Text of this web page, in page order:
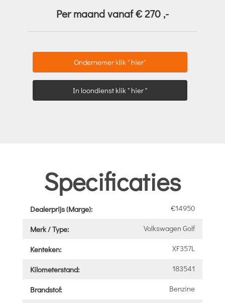
Per maand vanaf €270 ,-
Ondernemer klik " hier"
In loondienst klik " hier "
Specificaties
Dealerprijs (Marge): €14950
Merk / Type: Volkswagen Golf
Kenteken: XF357L
Kilometerstand: 183541
Brandstof: Benzine